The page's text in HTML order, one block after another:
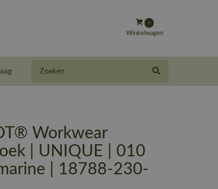
-
Winkelwagen
Workwear
| UNIQUE | 010
| 18788-230-